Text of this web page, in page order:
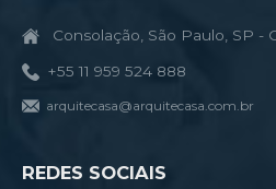
Consolação, São Paulo, SP -
+55 11 959 524 888
arquitecasa@arquitecasa.com.br
REDES SOCIAIS